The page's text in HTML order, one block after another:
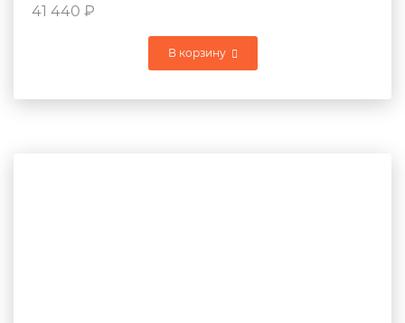
41 440 ₽
В корзину